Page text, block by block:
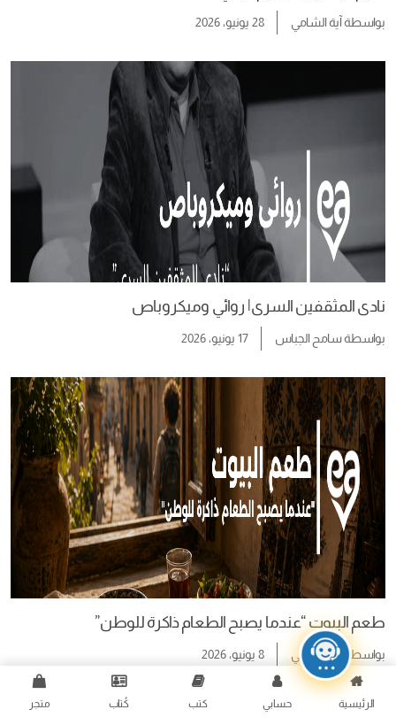
بواسطةآية الشامي 28 يونيو، 2026
نادى المثقفين السرى| روائي وميكروباص
بواسطةسامح الجباس 17 يونيو، 2026
طعم البيوت “عندما يصبح الطعام ذاكرة للوطن”
بواسطة آية الشامي 8 يونيو، 2026
الرئيسية حسابي كتب كُتاب متجر